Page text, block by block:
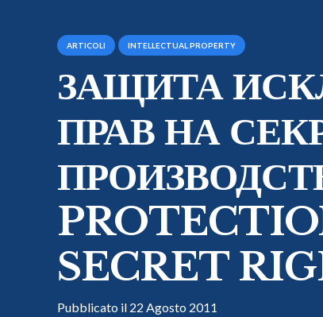
ARTICOLI INTELLECTUAL PROPERTY
ЗАЩИТА
ПРАВ НА
SECRET
Pubblicato il 22 Agosto 2011